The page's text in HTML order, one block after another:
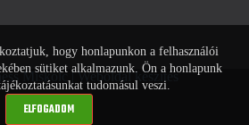
hogy honlapunkon a felhasználói
sütiket alkalmazunk. Ön a honlapunk
tudomásul veszi.
ELFOGADOM
Miskolc |Weboldal készítés